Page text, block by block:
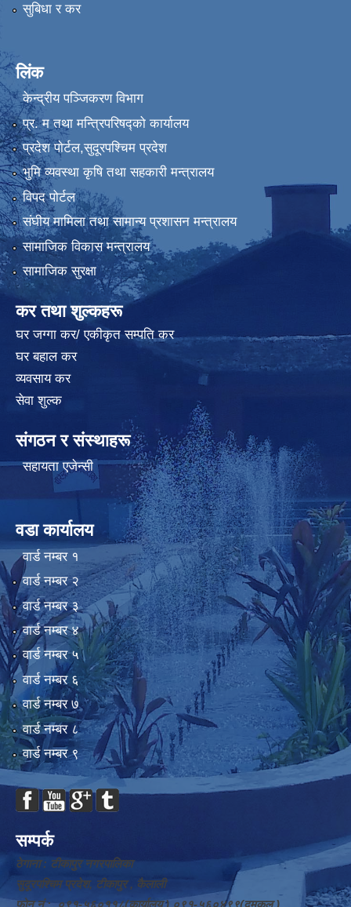
सुबिधा र कर
लिंक
केन्द्रीय पञ्जिकरण विभाग
प्र. म तथा मन्त्रिपरिषद्को कार्यालय
प्रदेश पाेर्टल,सुदूरपश्चिम प्रदेश
भुमि व्यवस्था कृषि तथा सहकारी मन्त्रालय
विपद पोर्टल
संघीय मामिला तथा सामान्य प्रशासन मन्त्रालय
सामाजिक विकास मन्त्रालय
सामाजिक सुरक्षा
कर तथा शुल्कहरू
घर जग्गा कर/ एकीकृत सम्पति कर
घर बहाल कर
व्यवसाय कर
सेवा शुल्क
संगठन र संस्थाहरू
सहायता एजेन्सी
वडा कार्यालय
वार्ड न‌म्बर १
वार्ड न‌म्बर २
वार्ड न‌म्बर ३
वार्ड न‌म्बर ४
वार्ड न‌म्बर ५
वार्ड न‌म्बर ६
वार्ड न‌म्बर ७
वार्ड न‌म्बर ८
वार्ड न‌म्बर ९
सम्पर्क
ठेगाना : टीकापुर नगरपालिका
सुदूरपश्चिम प्रदेश, टीकापुर , कैलाली
फोन नं.: ०९१-५६०११८(कार्यालय ) ०९१-५६०४९९(दमकल )